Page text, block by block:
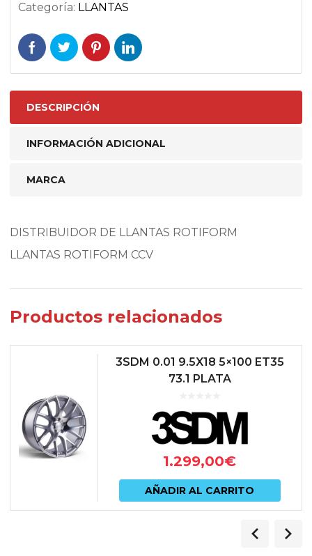
Categoría: LLANTAS
DESCRIPCIÓN
INFORMACIÓN ADICIONAL
MARCA
DISTRIBUIDOR DE LLANTAS ROTIFORM
LLANTAS ROTIFORM CCV
Productos relacionados
3SDM 0.01 9.5X18 5×100 ET35
73.1 PLATA
1.299,00€
AÑADIR AL CARRITO